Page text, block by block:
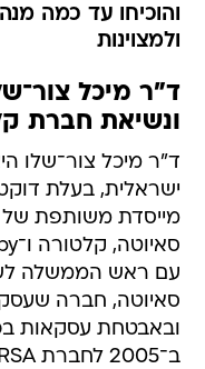
והוכיחו עד כמה
ולמצוינות
ד"ר מיכל
ונשיאת חברת
ד"ר מיכל צור־שלו
ישראלית, בעלת
מייסדת משותפת של
עם ראש הממשלה
סאיוטה, חברה
ובאבטחת עסקאות